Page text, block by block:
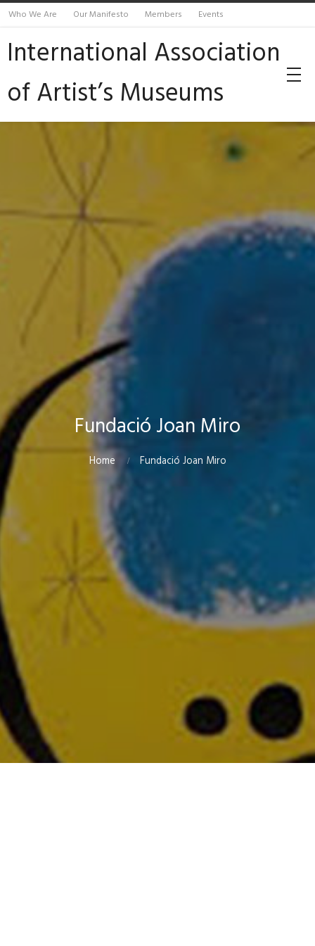
Who We Are Our Manifesto Members Events
International Association
of Artist’s Museums
Fundació Joan Miro
Home Fundació Joan Miro